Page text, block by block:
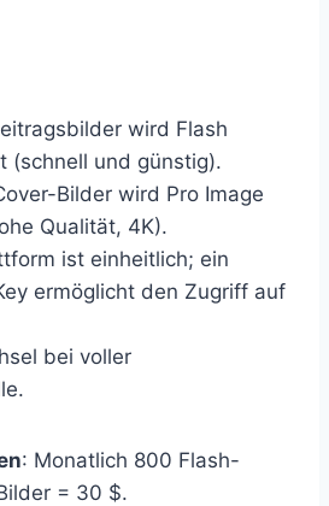
wird Flash
(schnell und günstig).
Bilder wird Pro Image
Qualität, 4K).
ist einheitlich; ein
ermöglicht den Zugriff auf
bei voller
: Monatlich 800 Flash-
= 30 $.